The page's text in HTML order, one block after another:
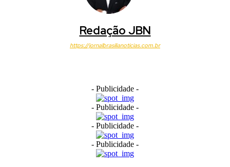
Redação JBN
https://jornalbrasilianoticias.com.br
- Publicidade -
- Publicidade -
- Publicidade -
- Publicidade -